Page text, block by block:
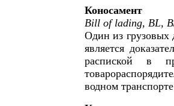
Коносамент
Bill of lading, BL,
Один из грузовых
является
распиской в
водном